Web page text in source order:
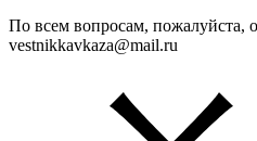
По всем вопросам, пожалуйста,
vestnikkavkaza@mail.ru